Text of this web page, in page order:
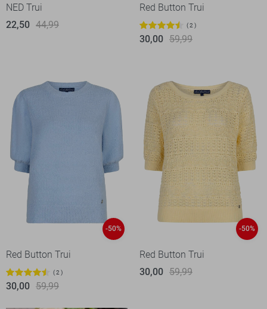
NED Trui
22,50 44,99
Red Button Trui
2
30,00 59,99
-50%
Red Button Trui
2
30,00 59,99
-50%
Red Button Trui
30,00 59,99